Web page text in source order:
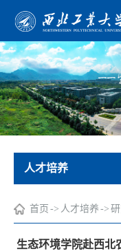
人才培养
首页 -> 人才培养 ->
生态环境学院赴西北